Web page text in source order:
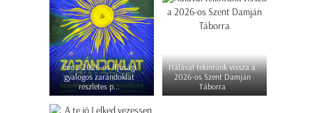
Íme a 2026-os ifjúsági
gyalogos zarándoklat
részletes p...
Hálával tekintünk vissza a
2026-os Szent Damján
Táborra